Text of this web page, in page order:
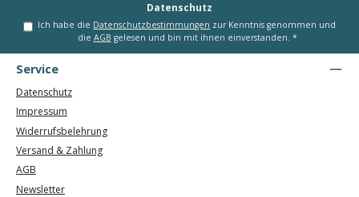
Datenschutz
Ich habe die Datenschutzbestimmungen zur Kenntnis genommen und
die AGB gelesen und bin mit ihnen einverstanden. *
Service
Datenschutz
Impressum
Widerrufsbelehrung
Versand & Zahlung
AGB
Newsletter